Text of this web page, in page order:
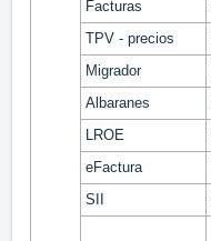
Facturas
TPV - precios
Migrador
Albaranes
LROE
eFactura
SII